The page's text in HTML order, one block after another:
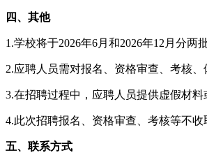
四、其他
1.学校将于2026年6月和2026年12月分两
2.应聘人员需对报名、资格审查、考核
3.在招聘过程中，应聘人员提供虚假材
4.此次招聘报名、资格审查、考核等不
五、联系方式